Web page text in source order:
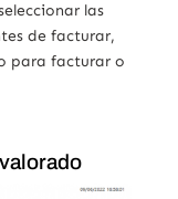
las
de facturar,
para facturar o